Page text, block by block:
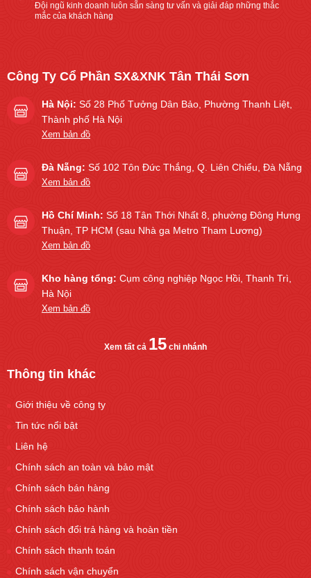
Đội ngũ kinh doanh luôn sẵn sàng tư vấn và giải đáp những thắc
mắc của khách hàng
Công Ty Cổ Phần SX&XNK Tân Thái Sơn
Hà Nội: Số 28 Phố Tưởng Dân Bảo, Phường Thanh Liệt,
Thành phố Hà Nội
Xem bản đồ
Đà Nẵng: Số 102 Tôn Đức Thắng, Q. Liên Chiểu, Đà Nẵng
Xem bản đồ
Hồ Chí Minh: Số 18 Tân Thới Nhất 8, phường Đông Hưng
Thuận, TP HCM (sau Nhà ga Metro Tham Lương)
Xem bản đồ
Kho hàng tổng: Cụm công nghiệp Ngọc Hồi, Thanh Trì,
Hà Nội
Xem bản đồ
Xem tất cả 15 chi nhánh
Thông tin khác
Giới thiệu về công ty
Tin tức nổi bật
Liên hệ
Chính sách an toàn và bảo mật
Chính sách bán hàng
Chính sách bảo hành
Chính sách đổi trả hàng và hoàn tiền
Chính sách thanh toán
Chính sách vận chuyển